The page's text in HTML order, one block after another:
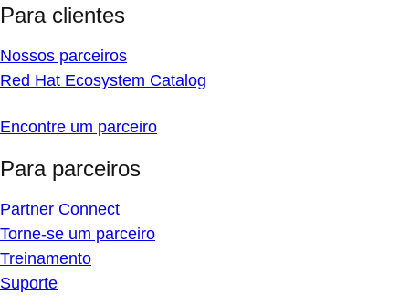
Para clientes
Nossos parceiros
Red Hat Ecosystem Catalog
Encontre um parceiro
Para parceiros
Partner Connect
Torne-se um parceiro
Treinamento
Suporte